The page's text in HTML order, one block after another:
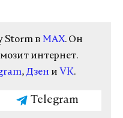
Storm в MAX. Он
интернет.
, Дзен и VK.
Telegram